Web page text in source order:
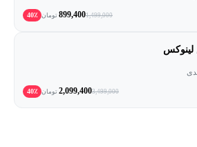
1,499,000
899,400 تومان 40٪
لینوکس
3,499,000
2,099,400 تومان 40٪